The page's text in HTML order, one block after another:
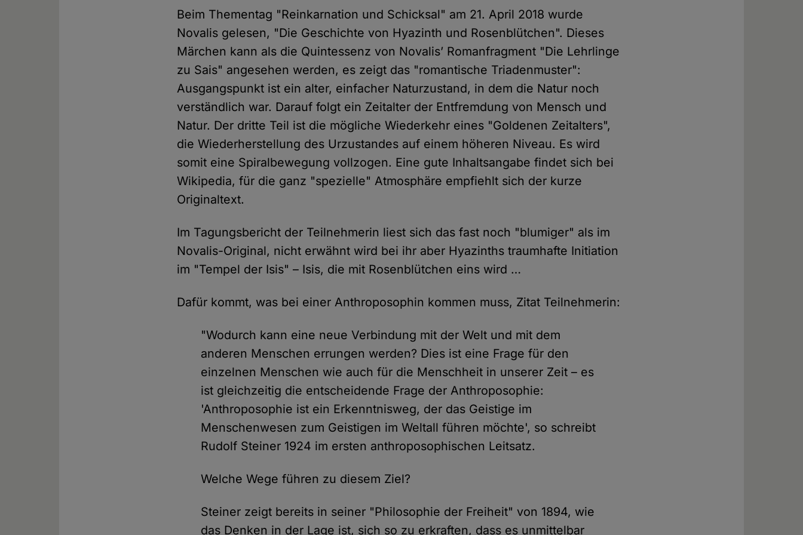
Beim Thementag "Reinkarnation und Schicksal" am 21. April 2018 wurde
Novalis gelesen, "Die Geschichte von Hyazinth und Rosenblütchen". Dieses
Märchen kann als die Quintessenz von Novalis’ Romanfragment "Die Lehrlinge
zu Sais" angesehen werden, es zeigt das "romantische Triadenmuster":
Ausgangspunkt ist ein alter, einfacher Naturzustand, in dem die Natur noch
verständlich war. Darauf folgt ein Zeitalter der Entfremdung von Mensch und
Natur. Der dritte Teil ist die mögliche Wiederkehr eines "Goldenen Zeitalters",
die Wiederherstellung des Urzustandes auf einem höheren Niveau. Es wird
somit eine Spiralbewegung vollzogen. Eine gute Inhaltsangabe findet sich bei
Wikipedia, für die ganz "spezielle" Atmosphäre empfiehlt sich der kurze
Originaltext.
Im Tagungsbericht der Teilnehmerin liest sich das fast noch "blumiger" als im
Novalis-Original, nicht erwähnt wird bei ihr aber Hyazinths traumhafte Initiation
im "Tempel der Isis" – Isis, die mit Rosenblütchen eins wird …
Dafür kommt, was bei einer Anthroposophin kommen muss, Zitat Teilnehmerin:
"Wodurch kann eine neue Verbindung mit der Welt und mit dem
anderen Menschen errungen werden? Dies ist eine Frage für den
einzelnen Menschen wie auch für die Menschheit in unserer Zeit – es
ist gleichzeitig die entscheidende Frage der Anthroposophie:
'Anthroposophie ist ein Erkenntnisweg, der das Geistige im
Menschenwesen zum Geistigen im Weltall führen möchte', so schreibt
Rudolf Steiner 1924 im ersten anthroposophischen Leitsatz.
Welche Wege führen zu diesem Ziel?
Steiner zeigt bereits in seiner "Philosophie der Freiheit" von 1894, wie
das Denken in der Lage ist, sich so zu erkraften, dass es unmittelbar